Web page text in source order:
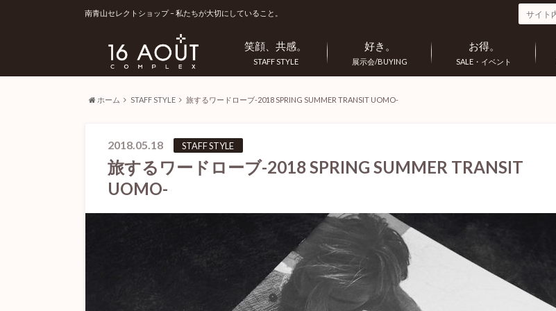
南青山セレクトショップ – 私たちが大切にしていること。
STAFF STYLE
笑顔、共感。
展示会/BUYING
好き。
SALE・イベント
お得。
ホーム STAFF STYLE 旅するワードローブ-2018 SPRING SUMMER TRANSIT UOMO-
2018.05.18 STAFF STYLE
旅するワードローブ-2018 SPRING SUMMER TRANSIT
UOMO-